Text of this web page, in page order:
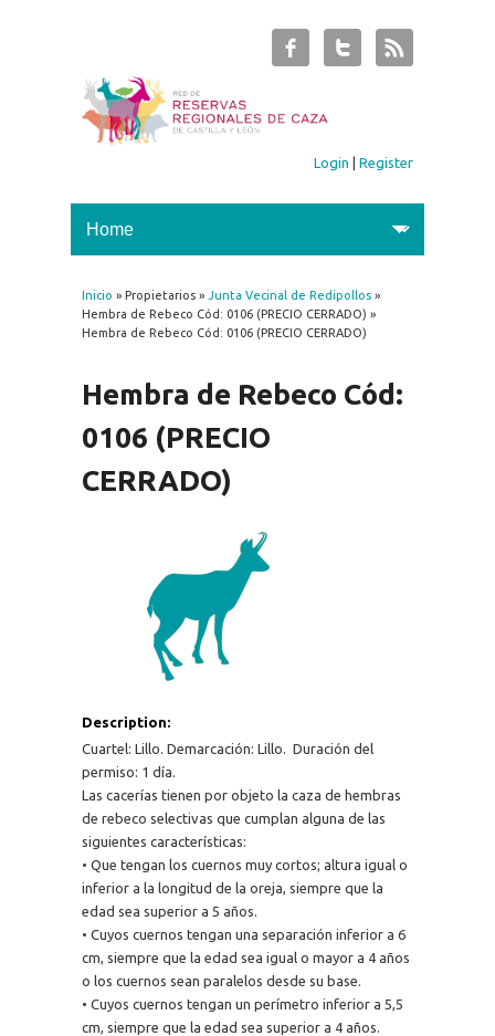
Login |Register
You are here
Inicio » Propietarios » Junta Vecinal de Redipollos»
Hembra de Rebeco Cód: 0106 (PRECIO CERRADO) »
Hembra de Rebeco Cód: 0106 (PRECIO CERRADO)
Hembra de Rebeco Cód:
0106 (PRECIO
CERRADO)
Description:
Cuartel: Lillo. Demarcación: Lillo. Duración del
permiso: 1 día.
Las cacerías tienen por objeto la caza de hembras
de rebeco selectivas que cumplan alguna de las
siguientes características:
• Que tengan los cuernos muy cortos; altura igual o
inferior a la longitud de la oreja, siempre que la
edad sea superior a 5 años.
• Cuyos cuernos tengan una separación inferior a 6
cm, siempre que la edad sea igual o mayor a 4 años
o los cuernos sean paralelos desde su base.
• Cuyos cuernos tengan un perímetro inferior a 5,5
cm, siempre que la edad sea superior a 4 años.